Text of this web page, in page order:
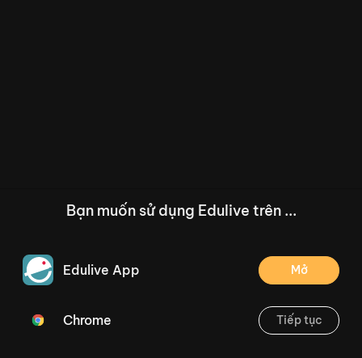
/--
Thoát
Bạn muốn sử dụng Edulive trên ...
Edulive App Mở
Chrome Tiếp tục